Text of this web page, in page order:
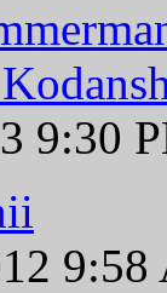
9:30